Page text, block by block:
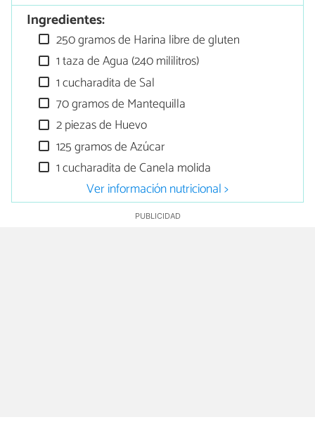
Ingredientes:
250 gramos de Harina libre de gluten
1 taza de Agua (240 mililitros)
1 cucharadita de Sal
70 gramos de Mantequilla
2 piezas de Huevo
125 gramos de Azúcar
1 cucharadita de Canela molida
Ver información nutricional >